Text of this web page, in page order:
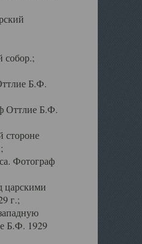
собор.;
Б.Ф.
Оттлие Б.Ф.
стороне
Фотограф
царскими
г.;
Б.Ф. 1929